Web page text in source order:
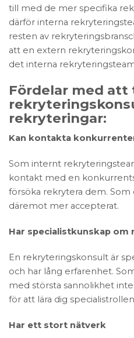
till med de mer specifika
därför interna
resten av
att en extern
det interna
Fördelar med att
rekryteringar:
Kan kontakta
Som internt
kontakt med en
försöka rekrytera dem.
däremot mer accepterat.
Har specialistkunskap om
En rekryteringskonsult är
och har lång erfarenhet.
med största sannolikhet
för att lära dig
Har ett stort nätverk